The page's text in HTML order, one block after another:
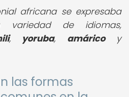
africana se expresaba
de idiomas,
, yoruba, amáricoy
las formas